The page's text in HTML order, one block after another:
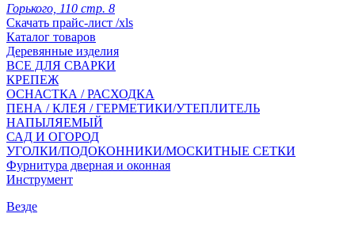
Горького, 110 стр. 8
Скачать прайс-лист /xls
Каталог товаров
Деревянные изделия
ВСЕ ДЛЯ СВАРКИ
КРЕПЕЖ
ОСНАСТКА / РАСХОДКА
ПЕНА / КЛЕЯ / ГЕРМЕТИКИ/УТЕПЛИТЕЛЬ
НАПЫЛЯЕМЫЙ
САД И ОГОРОД
УГОЛКИ/ПОДОКОННИКИ/МОСКИТНЫЕ СЕТКИ
Фурнитура дверная и оконная
Инструмент
Везде